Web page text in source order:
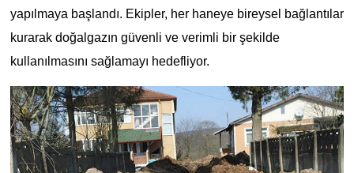
yapılmaya başlandı. Ekipler, her haneye bireysel bağlantılar
kurarak doğalgazın güvenli ve verimli bir şekilde
kullanılmasını sağlamayı hedefliyor.